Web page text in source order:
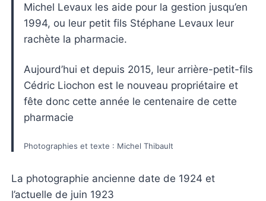
Michel Levaux les aide pour la gestion jusqu’en
1994, ou leur petit fils Stéphane Levaux leur
rachète la pharmacie.
Aujourd’hui et depuis 2015, leur arrière-petit-fils
Cédric Liochon est le nouveau propriétaire et
fête donc cette année le centenaire de cette
pharmacie
Photographies et texte : Michel Thibault
La photographie ancienne date de 1924 et
l’actuelle de juin 1923